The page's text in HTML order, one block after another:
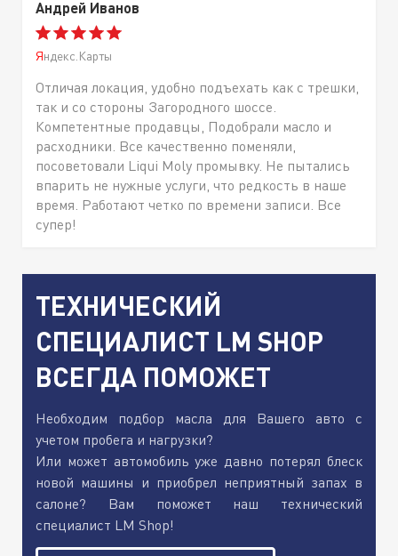
Андрей Иванов
Яндекс.Карты
Отличая локация, удобно подъехать как с трешки,
так и со стороны Загородного шоссе.
Компетентные продавцы, Подобрали масло и
расходники. Все качественно поменяли,
посоветовали Liqui Moly промывку. Не пытались
впарить не нужные услуги, что редкость в наше
время. Работают четко по времени записи. Все
супер!
ТЕХНИЧЕСКИЙ
СПЕЦИАЛИСТ LM SHOP
ВСЕГДА ПОМОЖЕТ
Необходим подбор масла для Вашего авто с
учетом пробега и нагрузки?
Или может автомобиль уже давно потерял блеск
новой машины и приобрел неприятный запах в
салоне? Вам поможет наш технический
специалист LM Shop!